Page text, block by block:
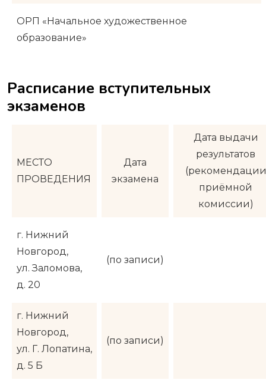
ОРП «Начальное художественное
образование»
Расписание вступительных
экзаменов
МЕСТО
ПРОВЕДЕНИЯ
Дата
экзамена
Дата выдачи
результатов
(рекомендации
приёмной
комиссии)
г. Нижний
Новгород,
ул. Заломова,
д. 20
(по записи)
г. Нижний
Новгород,
ул. Г. Лопатина,
д. 5 Б
(по записи)